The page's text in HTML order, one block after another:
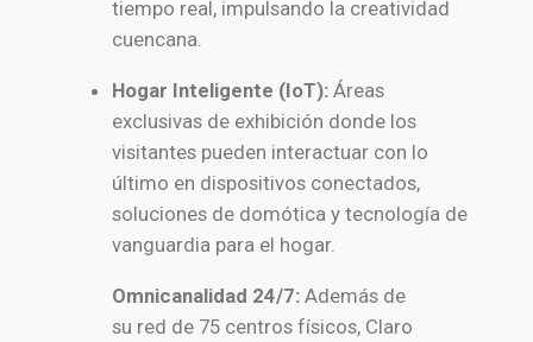
tiempo real, impulsando la creatividad
cuencana.
Hogar Inteligente (IoT):Áreas
exclusivas de exhibición donde los
visitantes pueden interactuar con lo
último en dispositivos conectados,
soluciones de domótica y tecnología de
vanguardia para el hogar.
Omnicanalidad 24/7:Además de
su red de 75 centros físicos, Claro